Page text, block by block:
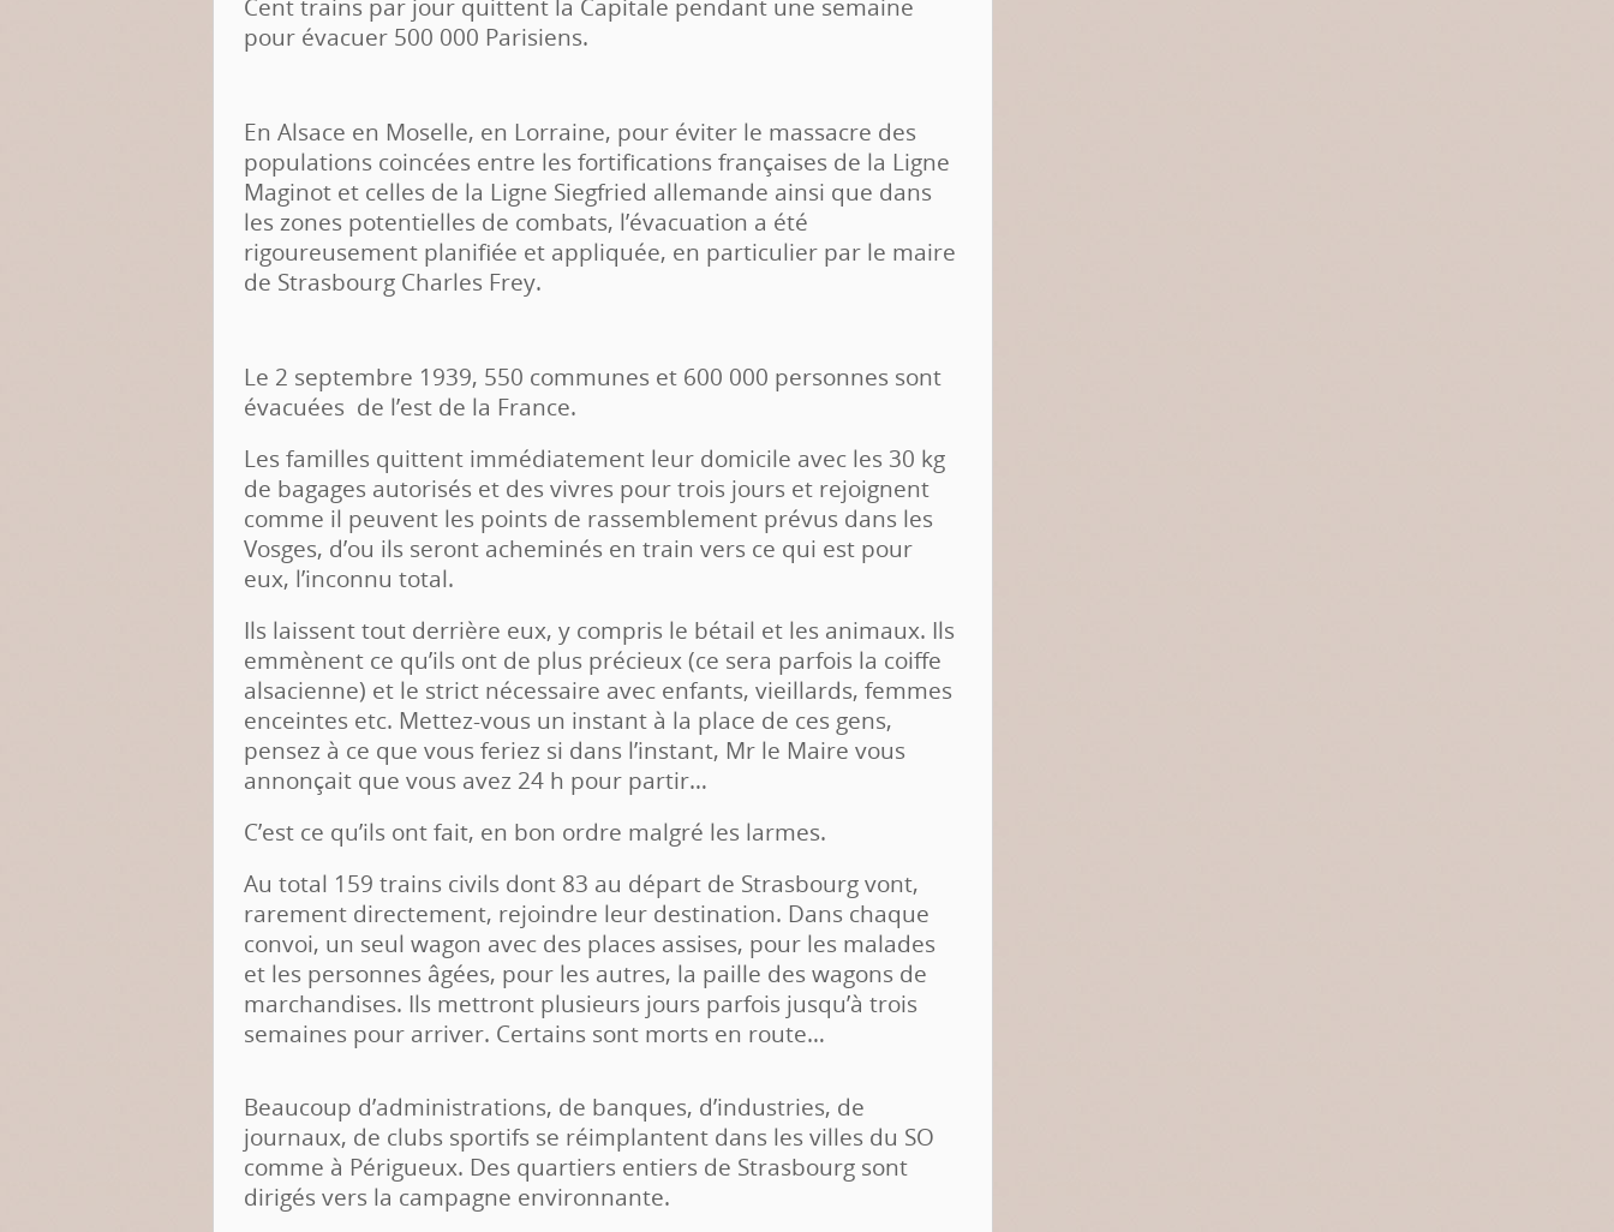
Cent trains par jour quittent la Capitale pendant une semaine
pour évacuer 500 000 Parisiens.
En Alsace en Moselle, en Lorraine, pour éviter le massacre des
populations coincées entre les fortifications françaises de la Ligne
Maginot et celles de la Ligne Siegfried allemande ainsi que dans
les zones potentielles de combats, l’évacuation a été
rigoureusement planifiée et appliquée, en particulier par le maire
de Strasbourg Charles Frey.
Le 2 septembre 1939, 550 communes et 600 000 personnes sont
évacuées de l’est de la France.
Les familles quittent immédiatement leur domicile avec les 30 kg
de bagages autorisés et des vivres pour trois jours et rejoignent
comme il peuvent les points de rassemblement prévus dans les
Vosges, d’ou ils seront acheminés en train vers ce qui est pour
eux, l’inconnu total.
Ils laissent tout derrière eux, y compris le bétail et les animaux. Ils
emmènent ce qu’ils ont de plus précieux (ce sera parfois la coiffe
alsacienne) et le strict nécessaire avec enfants, vieillards, femmes
enceintes etc. Mettez-vous un instant à la place de ces gens,
pensez à ce que vous feriez si dans l’instant, Mr le Maire vous
annonçait que vous avez 24 h pour partir…
C’est ce qu’ils ont fait, en bon ordre malgré les larmes.
Au total 159 trains civils dont 83 au départ de Strasbourg vont,
rarement directement, rejoindre leur destination. Dans chaque
convoi, un seul wagon avec des places assises, pour les malades
et les personnes âgées, pour les autres, la paille des wagons de
marchandises. Ils mettront plusieurs jours parfois jusqu’à trois
semaines pour arriver. Certains sont morts en route…
Beaucoup d’administrations, de banques, d’industries, de
journaux, de clubs sportifs se réimplantent dans les villes du SO
comme à Périgueux. Des quartiers entiers de Strasbourg sont
dirigés vers la campagne environnante.